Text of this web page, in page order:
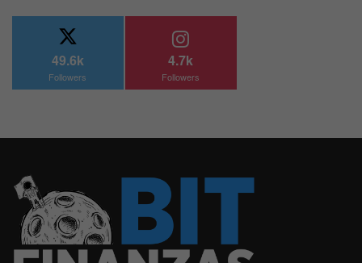
49.6k
Followers
4.7k
Followers